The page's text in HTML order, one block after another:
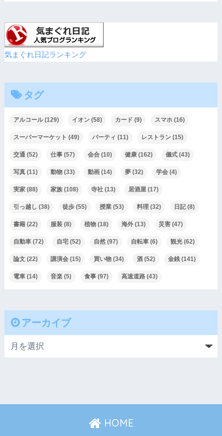
気まぐれ日記ランキング
タグ
アルコール(129) イオン(58) カード (9) スマホ(16)
スーパーマーケット (49) パーティ (11) レストラン(15)
交通(52) 仕事(57) 会合(10) 健康(162) 儀式(43)
写真(11) 動物(33) 動画(14) 夢(32) 学会(4)
実家(88) 家族(108) 寺社(13) 居酒屋(17)
引っ越し (38) 徒歩(55) 授業(53) 料理(32) 日記(8)
書籍(22) 服装(8) 植物(18) 海外(13) 災害(47)
自動車(72) 自宅(52) 自然(97) 自転車(6) 観光(62)
論文(22) 講演会(15) 買い物(34) 酒(52) 金銭(141)
電車(14) 音楽(5) 食事(97) 高速道路(43)
アーカイブ
HOME